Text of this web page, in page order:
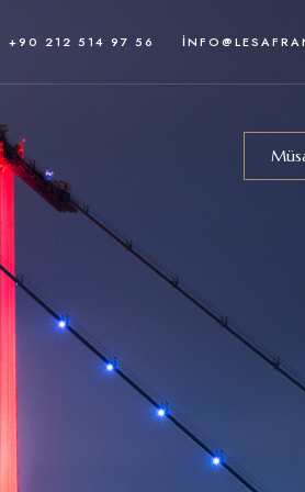
+90 212 514 97 56